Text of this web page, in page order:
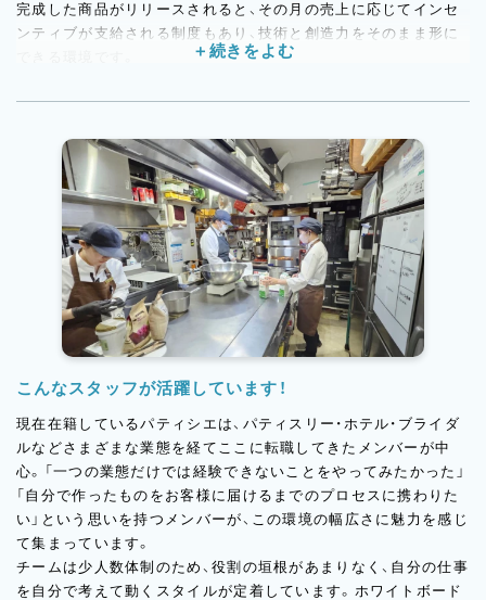
完成した商品がリリースされると、その月の売上に応じてインセ
ンティブが支給される制度もあり、技術と創造力をそのまま形に
ケーキも手がける機会があり、パティスリーの日常業務とは一味
こんなスタッフが活躍しています！
現在在籍しているパティシエは、パティスリー・ホテル・ブライダ
ルなどさまざまな業態を経てここに転職してきたメンバーが中
心。「一つの業態だけでは経験できないことをやってみたかった」
「自分で作ったものをお客様に届けるまでのプロセスに携わりた
い」という思いを持つメンバーが、この環境の幅広さに魅力を感じ
て集まっています。
チームは少人数体制のため、役割の垣根があまりなく、自分の仕事
を自分で考えて動くスタイルが定着しています。ホワイトボード